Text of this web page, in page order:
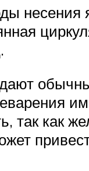
несения
им
так как